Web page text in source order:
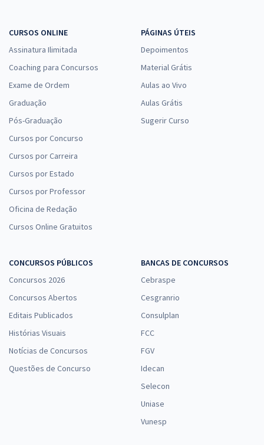
CURSOS ONLINE
Assinatura Ilimitada
Coaching para Concursos
Exame de Ordem
Graduação
Pós-Graduação
Cursos por Concurso
Cursos por Carreira
Cursos por Estado
Cursos por Professor
Oficina de Redação
Cursos Online Gratuitos
PÁGINAS ÚTEIS
Depoimentos
Material Grátis
Aulas ao Vivo
Aulas Grátis
Sugerir Curso
CONCURSOS PÚBLICOS
Concursos 2026
Concursos Abertos
Editais Publicados
Histórias Visuais
Notícias de Concursos
Questões de Concurso
BANCAS DE CONCURSOS
Cebraspe
Cesgranrio
Consulplan
FCC
FGV
Idecan
Selecon
Uniase
Vunesp